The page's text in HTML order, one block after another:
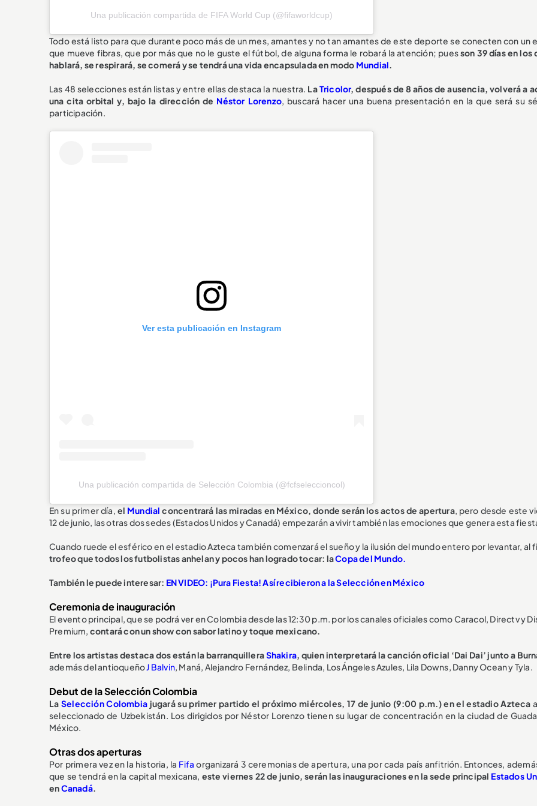
Una publicación compartida de FIFA World Cup (@fifaworldcup)
Todo está listo para que durante poco más de un mes, amantes y no tan amantes de este deporte se conecten con un
que mueve fibras, que por más que no le guste el fútbol, de alguna forma le robará la atención; puesson 39 días en los
hablará, se respirará, se comerá y se tendrá una vida encapsulada en modo Mundial.
Las 48 selecciones están listas y entre ellas destaca la nuestra. LaTricolor, después de 8 años de ausencia, volverá a
una cita orbital y, bajo la dirección de Néstor Lorenzo, buscará hacer una buena presentación en la que será su
participación.
Ver esta publicación en Instagram
Una publicación compartida de Selección Colombia (@fcfseleccioncol)
En su primer día, el Mundial concentrará las miradas en México, donde serán los actos de apertura, pero desde este
12 de junio, las otras dos sedes (Estados Unidos y Canadá) empezarán a vivir también las emociones que genera esta
Cuando ruede el esférico en el estadio Azteca también comenzará el sueño y la ilusión del mundo entero por levantar, al
trofeo que todos los futbolistas anhelan y pocos han logrado tocar: laCopa del Mundo.
También le puede interesar: EN VIDEO: ¡Pura Fiesta! Así recibieron a la Selección en México
Ceremonia de inauguración
El evento principal, que se podrá ver en Colombia desde las 12:30 p.m. por los canales oficiales como Caracol, Directv y
Premium, contará con un show con sabor latino y toque mexicano.
Entre los artistas destaca dos están la barranquilleraShakira, quien interpretará la canción oficial ‘Dai Dai’ junto a
además del antioqueñoJ Balvin, Maná, Alejandro Fernández, Belinda, Los Ángeles Azules, Lila Downs, Danny Ocean y Tyla.
Debut de la Selección Colombia
La Selección Colombia jugará su primer partido el próximo miércoles, 17 de junio (9:00 p.m.) en el estadio Azteca
seleccionado de Uzbekistán. Los dirigidos por Néstor Lorenzo tienen su lugar de concentración en la ciudad de
México.
Otras dos aperturas
Por primera vez en la historia, la Fifa organizará 3 ceremonias de apertura, una por cada país anfitrión. Entonces,
que se tendrá en la capital mexicana, este viernes 22 de junio, serán las inauguraciones en la sede principal Estados
enCanadá.